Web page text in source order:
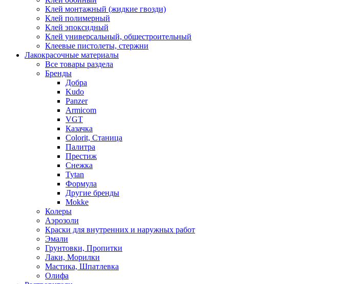
Клей монтажный (жидкие гвозди)
Клей полимерный
Клей эпоксидный
Клей универсальный, общестроительный
Клеевые пистолеты, стержни
Лакокрасочные материалы
Все товары раздела
Бренды
Добра
Kudo
Panzer
Armicom
VGT
Казачка
Colorit, Станица
Палитра
Престиж
Снежка
Tytan
Формула
Другие бренды
Mokke
Колеры
Аэрозоли
Краски для внутренних и наружных работ
Эмали
Грунтовки, Пропитки
Лаки, Морилки
Мастика, Шпатлевка
Олифа